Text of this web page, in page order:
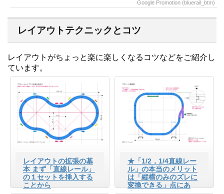
Google Promotion (bluerail_btm)
レイアウトテクニックとコツ
レイアウトがちょっと楽に楽しくなるコツなどをご紹介し
ています。
レイアウトの拡張の基
本 まず「直線レール」
の１セットを挿入する
ことから
★「1/2，1/4直線レー
ル」の本当のメリット
は「縦横のみのズレに
変換できる」点にあ